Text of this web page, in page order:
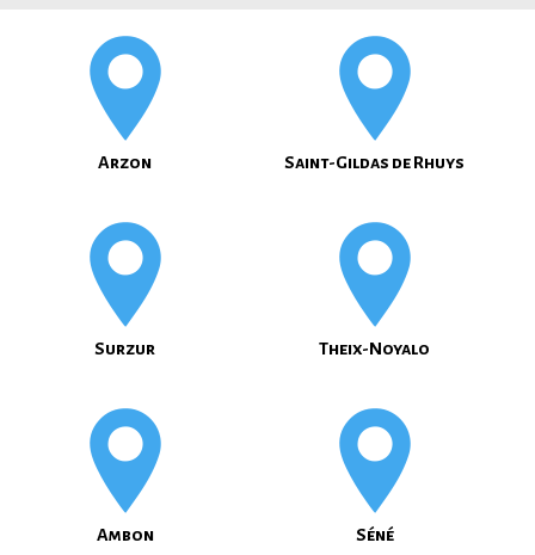
Arzon Saint-Gildas de Rhuys
Surzur Theix-Noyalo
Ambon Séné